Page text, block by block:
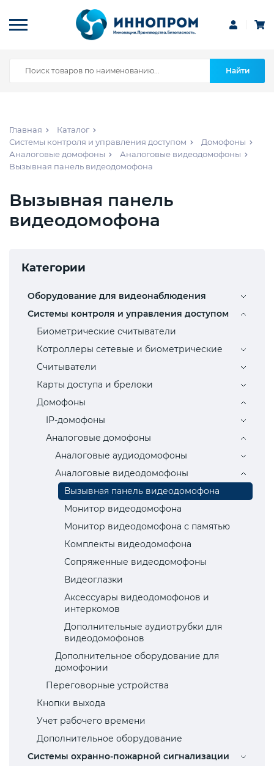
Найти
Главная
Каталог
Системы контроля и управления доступом
Домофоны
Аналоговые домофоны
Аналоговые видеодомофоны
Вызывная панель видеодомофона
Вызывная панель
видеодомофона
Категории
Оборудование для видеонаблюдения
Системы контроля и управления доступом
Биометрические считыватели
Котроллеры сетевые и биометрические
Считыватели
Карты доступа и брелоки
Домофоны
IP-домофоны
Аналоговые домофоны
Аналоговые аудиодомофоны
Аналоговые видеодомофоны
Вызывная панель видеодомофона
Монитор видеодомофона
Монитор видеодомофона с памятью
Комплекты видеодомофона
Сопряженные видеодомофоны
Видеоглазки
Аксессуары видеодомофонов и
интеркомов
Дополнительные аудиотрубки для
видеодомофонов
Дополнительное оборудование для
домофонии
Переговорные устройства
Кнопки выхода
Учет рабочего времени
Дополнительное оборудование
Системы охранно-пожарной сигнализации